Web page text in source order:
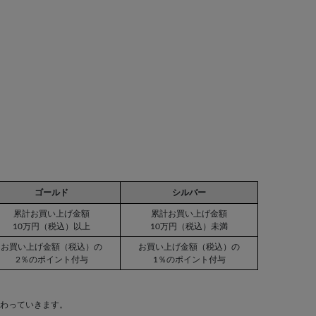
ゴールド シルバー
累計お買い上げ金額
10万円（税込）以上
累計お買い上げ金額
10万円（税込）未満
お買い上げ金額（税込）の
2％のポイント付与
お買い上げ金額（税込）の
1％のポイント付与
っていきます。